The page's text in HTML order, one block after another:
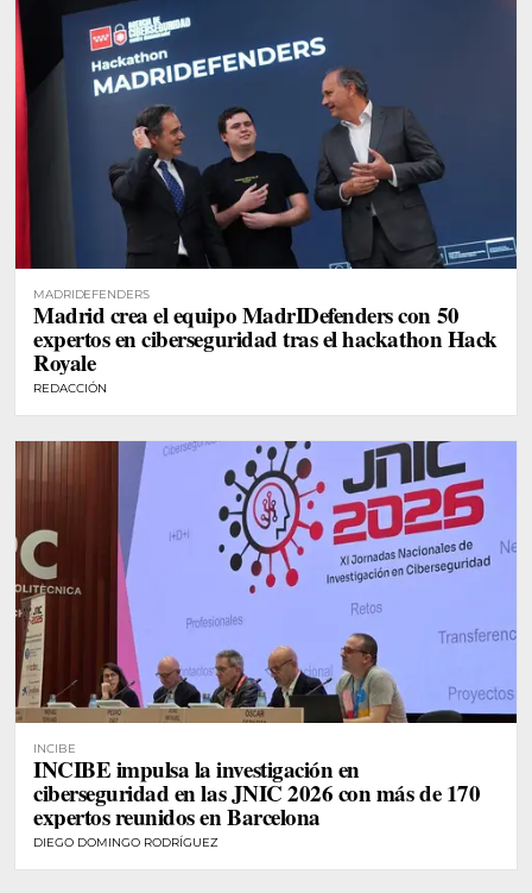
MADRIDEFENDERS
Madrid crea el equipo MadrIDefenders con 50
expertos en ciberseguridad tras el hackathon Hack
Royale
REDACCIÓN
INCIBE
INCIBE impulsa la investigación en
ciberseguridad en las JNIC 2026 con más de 170
expertos reunidos en Barcelona
DIEGO DOMINGO RODRÍGUEZ